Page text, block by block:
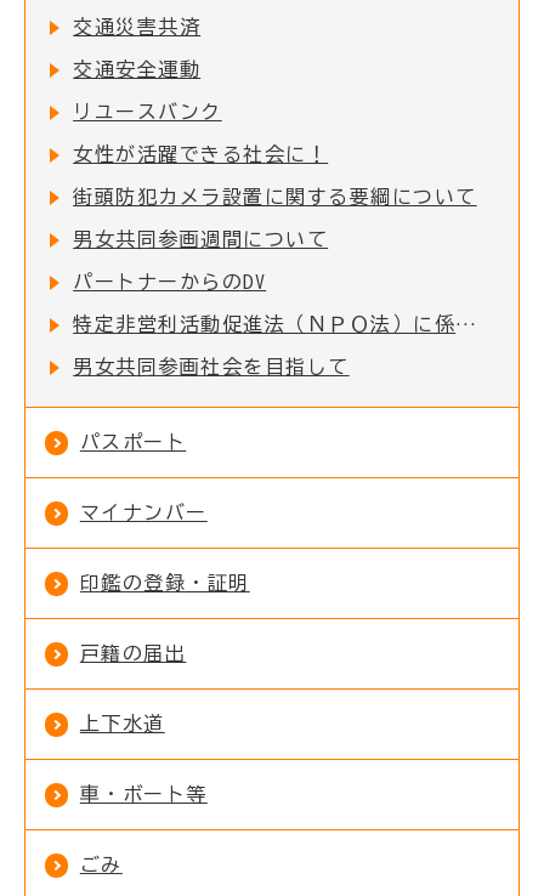
交通災害共済
交通安全運動
リユースバンク
女性が活躍できる社会に！
街頭防犯カメラ設置に関する要綱について
男女共同参画週間について
パートナーからのDV
特定非営利活動促進法（ＮＰＯ法）に係る事務処理の権限移譲に伴う各種事務手続きの窓口変更について
男女共同参画社会を目指して
パスポート
マイナンバー
印鑑の登録・証明
戸籍の届出
上下水道
車・ボート等
ごみ